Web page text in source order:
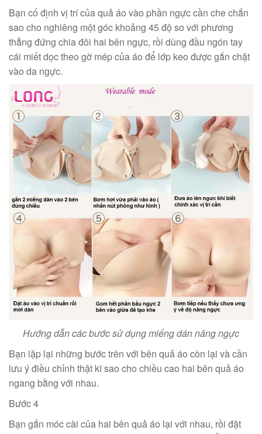
Bạn cố định vị trí của quả áo vào phần ngực cần che chắn
sao cho nghiêng một góc khoảng 45 độ so với phương
thẳng đứng chia đôi hai bên ngực, rồi dùng đầu ngón tay
cái miết dọc theo gờ mép của áo để lớp keo được gắn chặt
vào da ngực.
Hướng dẫn các bước sử dụng miếng dán nâng ngực
Bạn lặp lại những bước trên với bên quả áo còn lại và cần
lưu ý điều chỉnh thật kĩ sao cho chiều cao hai bên quả áo
ngang bằng với nhau.
Bước 4
Bạn gắn móc cài của hai bên quả áo lại với nhau, rồi đặt